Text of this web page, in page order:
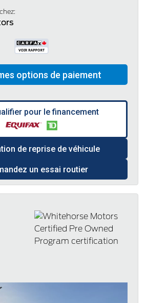
pour le financement
de reprise de véhicule
un essai routier